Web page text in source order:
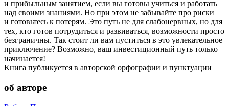
и прибыльным занятием, если вы готовы учиться и работать
над своими знаниями. Но при этом не забывайте про риски
и готовьтесь к потерям. Это путь не для слабонервных, но для
тех, кто готов потрудиться и развиваться, возможности просто
безграничны. Так стоит ли вам пуститься в это увлекательное
приключение? Возможно, ваш инвестиционный путь только
начинается!
Книга публикуется в авторской орфографии и пунктуации
об авторе